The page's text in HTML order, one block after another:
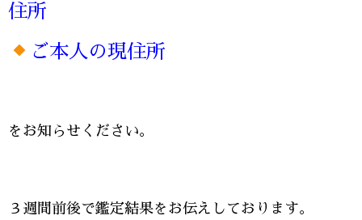
住所
ご本人の現住所
をお知らせください。
３週間前後で鑑定結果をお伝えしております。